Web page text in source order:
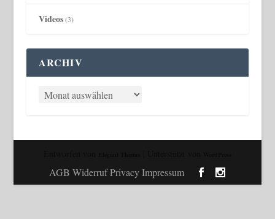
Videos(3)
ARCHIV
AGB Widerruf Privacy Impressum